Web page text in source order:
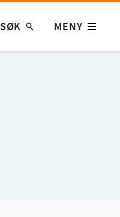
SØK MENY